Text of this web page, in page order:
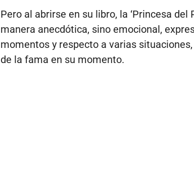
Pero al abrirse en su libro, la ‘Princesa del
manera anecdótica, sino emocional,
momentos y respecto a varias
de la fama en su momento.